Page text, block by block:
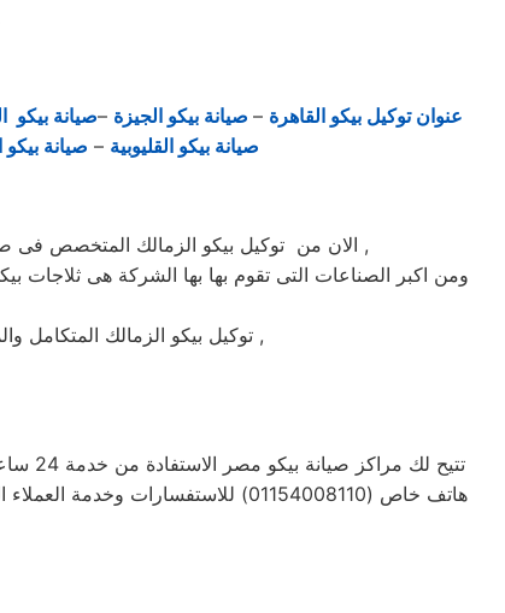
عنوان توكيل بيكو القاهرة – صيانة بيكو الجيزة –صيانة
صيانة بيكو القليوبية – صيانة بيكو
الان من توكيل بيكو الزمالك المتخصص فى صيانة ثلاجات وغسالات فى الزمالك حيث تعتبر شركة بيكو بالزمالك من اكبر الشركات فى الزمالك فى صيانة الاجهزة الكهربائيه ,
ومن اكبر الصناعات التى تقوم بها بها الشركة هى ثلاجات
توكيل بيكو الزمالك المتكامل والمخصص فى صيانة واصلاح الاجهزة المنزليه المعتمدة ماركة بيكو على يد خبراء الصيانة المعتمدين للماركات العالمية ,
هاتف خاص (01154008110)